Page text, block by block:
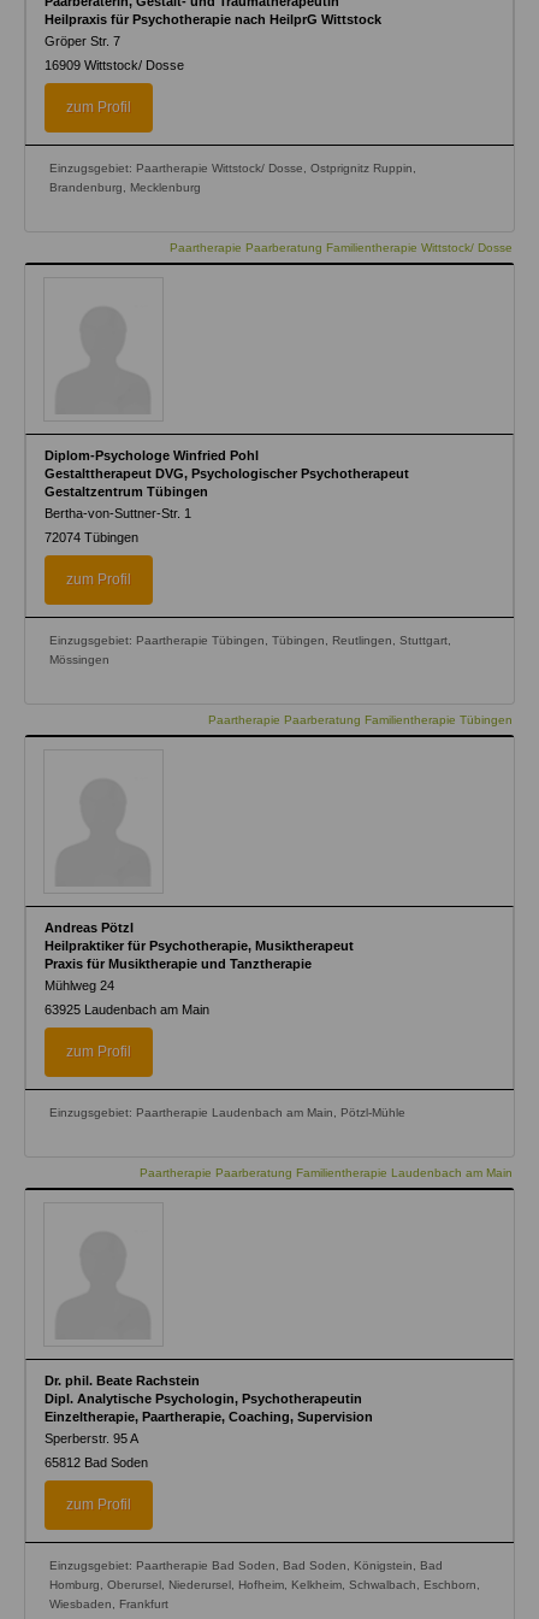
Heilpraxis für Psychotherapie nach HeilprG Wittstock
Gröper Str. 7
16909 Wittstock/ Dosse
zum Profil
Einzugsgebiet: Paartherapie Wittstock/ Dosse, Ostprignitz Ruppin,
Brandenburg, Mecklenburg
Paartherapie Paarberatung Familientherapie Wittstock/ Dosse
Diplom-Psychologe Winfried Pohl
Gestalttherapeut DVG, Psychologischer Psychotherapeut
Gestaltzentrum Tübingen
Bertha-von-Suttner-Str. 1
72074 Tübingen
zum Profil
Einzugsgebiet: Paartherapie Tübingen, Tübingen, Reutlingen, Stuttgart,
Mössingen
Paartherapie Paarberatung Familientherapie Tübingen
Andreas Pötzl
Heilpraktiker für Psychotherapie, Musiktherapeut
Praxis für Musiktherapie und Tanztherapie
Mühlweg 24
63925 Laudenbach am Main
zum Profil
Einzugsgebiet: Paartherapie Laudenbach am Main, Pötzl-Mühle
Paartherapie Paarberatung Familientherapie Laudenbach am Main
Dr. phil. Beate Rachstein
Dipl. Analytische Psychologin, Psychotherapeutin
Einzeltherapie, Paartherapie, Coaching, Supervision
Sperberstr. 95 A
65812 Bad Soden
zum Profil
Einzugsgebiet: Paartherapie Bad Soden, Bad Soden, Königstein, Bad
Homburg, Oberursel, Niederursel, Hofheim, Kelkheim, Schwalbach, Eschborn,
Wiesbaden, Frankfurt